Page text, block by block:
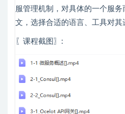
服管理机制，对具体的一个服务
文，选择合适的语言、工具对其
〖课程截图〗: